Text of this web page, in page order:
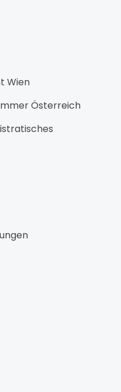
Wien
Österreich